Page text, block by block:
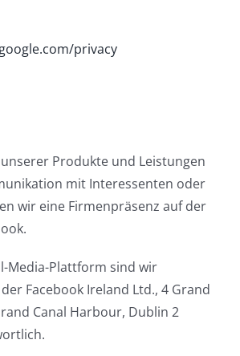
privacy
Produkte und Leistungen
mit Interessenten oder
wir eine Firmenpräsenz auf der
Media-Plattform sind wir
Facebook Ireland Ltd., 4 Grand
Canal Harbour, Dublin 2